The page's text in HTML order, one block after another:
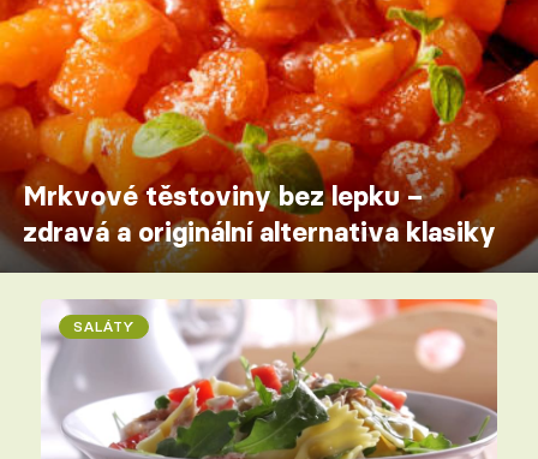
Mrkvové těstoviny bez lepku –
zdravá a originální alternativa klasiky
SALÁTY